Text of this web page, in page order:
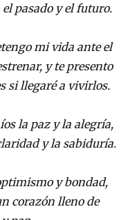
pasado y el futuro.
mi vida ante el
y te presento
si llegaré a vivirlos.
la paz y la alegría,
y la sabiduría.
y bondad,
corazón lleno de